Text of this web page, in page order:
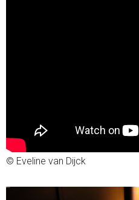
© Eveline van Dijck